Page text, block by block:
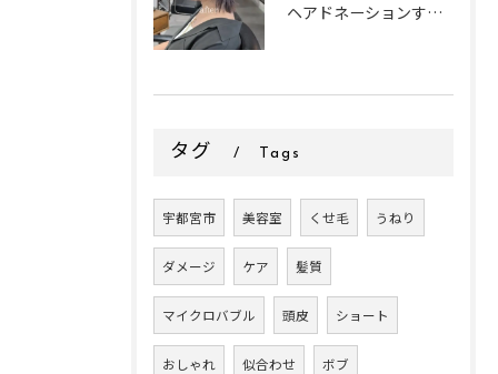
ヘアドネーションするお客様✂
タグ Tags
宇都宮市 美容室 くせ毛 うねり
ダメージ ケア 髪質
マイクロバブル 頭皮 ショート
おしゃれ 似合わせ ボブ